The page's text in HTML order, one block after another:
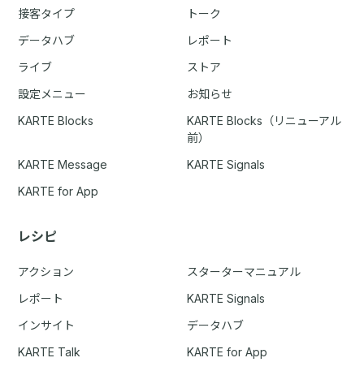
接客タイプ
トーク
データハブ
レポート
ライブ
ストア
設定メニュー
お知らせ
KARTE Blocks
KARTE Blocks（リニューアル
前）
KARTE Message
KARTE Signals
KARTE for App
レシピ
アクション
スターターマニュアル
レポート
KARTE Signals
インサイト
データハブ
KARTE Talk
KARTE for App